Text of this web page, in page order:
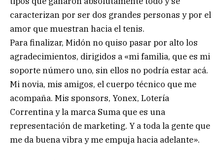
caracterizan por ser dos grandes personas y por el
amor que muestran hacia el tenis.
Para finalizar, Midón no quiso pasar por alto los
agradecimientos, dirigidos a «mi familia, que es mi
soporte número uno, sin ellos no podría estar acá.
Mi novia, mis amigos, el cuerpo técnico que me
acompaña. Mis sponsors, Yonex, Lotería
Correntina y la marca Suma que es una
representación de marketing. Y a toda la gente que
me da buena vibra y me empuja hacia adelante».